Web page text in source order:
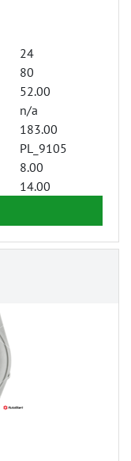
24
80
52.00
n/a
183.00
PL_9105
8.00
14.00